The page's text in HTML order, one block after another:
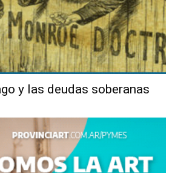
y las deudas soberanas